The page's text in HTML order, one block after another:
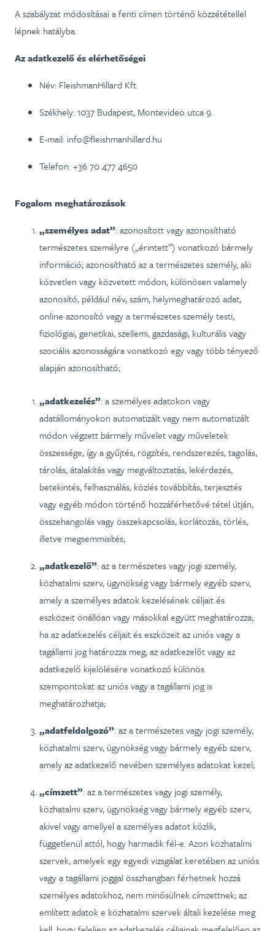
A szabályzat módosításai a fenti címen történő közzététellel
lépnek hatályba.
Az adatkezelő és elérhetőségei
Név: FleishmanHillard Kft.
Székhely: 1037 Budapest, Montevideo utca 9.
E-mail: info@fleishmanhillard.hu
Telefon: +36 70 477 4650
Fogalom meghatározások
„személyes adat”: azonosított vagy azonosítható
természetes személyre („érintett”) vonatkozó bármely
információ; azonosítható az a természetes személy, aki
közvetlen vagy közvetett módon, különösen valamely
azonosító, például név, szám, helymeghatározó adat,
online azonosító vagy a természetes személy testi,
fiziológiai, genetikai, szellemi, gazdasági, kulturális vagy
szociális azonosságára vonatkozó egy vagy több tényező
alapján azonosítható;
„adatkezelés”: a személyes adatokon vagy
adatállományokon automatizált vagy nem automatizált
módon végzett bármely művelet vagy műveletek
összessége, így a gyűjtés, rögzítés, rendszerezés, tagolás,
tárolás, átalakítás vagy megváltoztatás, lekérdezés,
betekintés, felhasználás, közlés továbbítás, terjesztés
vagy egyéb módon történő hozzáférhetővé tétel útján,
összehangolás vagy összekapcsolás, korlátozás, törlés,
illetve megsemmisítés;
„adatkezelő”: az a természetes vagy jogi személy,
közhatalmi szerv, ügynökség vagy bármely egyéb szerv,
amely a személyes adatok kezelésének céljait és
eszközeit önállóan vagy másokkal együtt meghatározza;
ha az adatkezelés céljait és eszközeit az uniós vagy a
tagállami jog határozza meg, az adatkezelőt vagy az
adatkezelő kijelölésére vonatkozó különös
szempontokat az uniós vagy a tagállami jog is
meghatározhatja;
„adatfeldolgozó”: az a természetes vagy jogi személy,
közhatalmi szerv, ügynökség vagy bármely egyéb szerv,
amely az adatkezelő nevében személyes adatokat kezel;
„címzett”: az a természetes vagy jogi személy,
közhatalmi szerv, ügynökség vagy bármely egyéb szerv,
akivel vagy amellyel a személyes adatot közlik,
függetlenül attól, hogy harmadik fél-e. Azon közhatalmi
szervek, amelyek egy egyedi vizsgálat keretében az uniós
vagy a tagállami joggal összhangban férhetnek hozzá
személyes adatokhoz, nem minősülnek címzettnek; az
említett adatok e közhatalmi szervek általi kezelése meg